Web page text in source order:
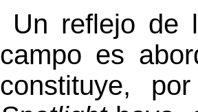
Un reflejo de
campo es
constituye,